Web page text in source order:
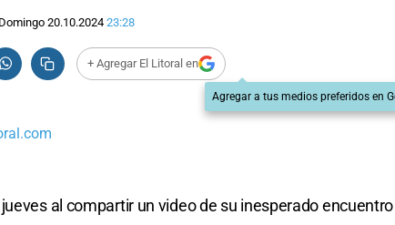
Domingo 20.10.2024 23:28
+ Agregar El Litoral en
Agregar a tus medios preferidos en
al compartir un video de su inesperado encuentro